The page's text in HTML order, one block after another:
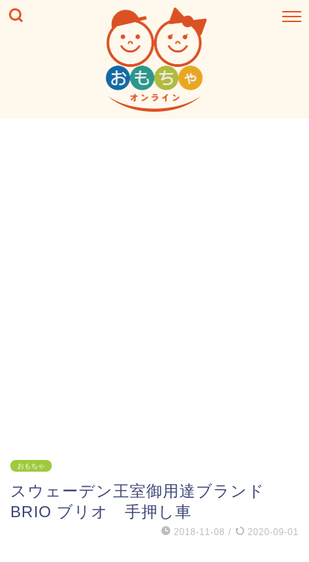
おもちゃ
スウェーデン王室御用達ブランド
BRIO ブリオ 手押し車
2018-11-08 / 2020-09-01